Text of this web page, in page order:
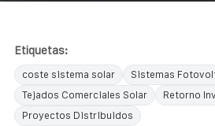
Etiquetas:
coste sistema solar
Sistemas
Tejados Comerciales Solar
Retorno
Proyectos Distribuidos